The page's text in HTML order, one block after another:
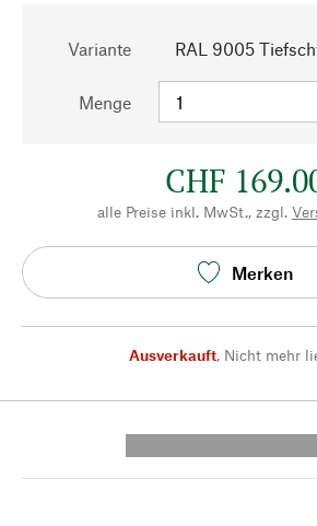
Variante RAL 9005
Menge
CHF
alle Preise inkl. MwSt., zzgl.
Merken
Ausverkauft, Nicht mehr